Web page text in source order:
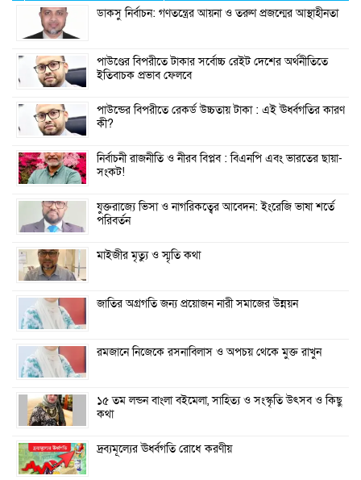
ডাকসু নির্বাচন: গণতন্ত্রের আয়না ও তরুণ প্রজন্মের আস্থাহীনতা
পাউণ্ডের বিপরীতে টাকার সর্বোচ্চ রেইট দেশের অর্থনীতিতে
ইতিবাচক প্রভাব ফেলবে
পাউন্ডের বিপরীতে রেকর্ড উচ্চতায় টাকা : এই ঊর্ধ্বগতির কারণ
কী?
নির্বাচনী রাজনীতি ও নীরব বিপ্লব : বিএনপি এবং ভারতের ছায়া-
সংকট!
যুক্তরাজ্যে ভিসা ও নাগরিকত্বের আবেদন: ইংরেজি ভাষা শর্তে
পরিবর্তন
মাইজীর মৃত্যু ও স্মৃতি কথা
জাতির অগ্রগতি জন‍্য প্রয়োজন নারী সমাজের উন্নয়ন
রমজানে নিজেকে রসনাবিলাস ও অপচয় থেকে মুক্ত রাখুন
১৫ তম লন্ডন বাংলা বইমেলা, সাহিত্য ও সংস্কৃতি উৎসব ও কিছু
কথা
দ্রব্যমূল্যের ঊর্ধ্বগতি রোধে করণীয়